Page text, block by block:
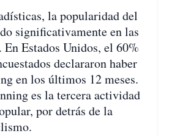
la popularidad del
significativamente en las
En Estados Unidos, el 60%
declararon haber
en los últimos 12 meses.
es la tercera actividad
por detrás de la